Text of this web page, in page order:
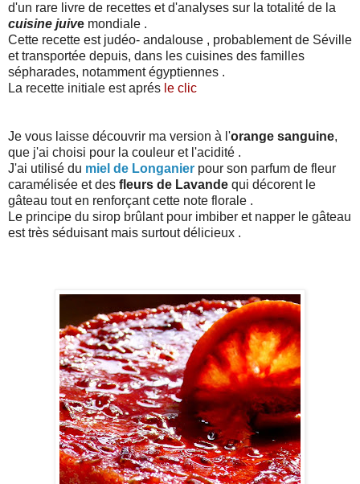
d'un rare livre de recettes et d'analyses sur la totalité de la
cuisine juive mondiale .
Cette recette est judéo- andalouse , probablement de Séville
et transportée depuis, dans les cuisines des familles
sépharades, notamment égyptiennes .
La recette initiale est aprés le clic
Je vous laisse découvrir ma version à l'orange sanguine,
que j'ai choisi pour la couleur et l'acidité .
J'ai utilisé du miel de Longanier pour son parfum de fleur
caramélisée et des fleurs de Lavande qui décorent le
gâteau tout en renforçant cette note florale .
Le principe du sirop brûlant pour imbiber et napper le gâteau
est très séduisant mais surtout délicieux .